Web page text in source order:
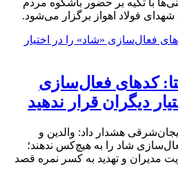
با تکیه بر حضور باشکوه مردم
فولاد اهواز برگزار می‌شود.
کدهای فعال‌سازی
دیگران قرار ندهید
هشدار داد: والدین و
شاد را به هیچ‌کس ندهند؛
مدیران و تهدید به کسر نمره قصد